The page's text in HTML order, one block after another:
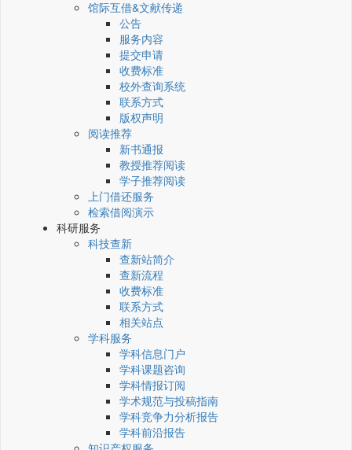
馆际互借&文献传递
公告
服务内容
提交申请
收费标准
校外查询系统
联系方式
版权声明
阅读推荐
新书通报
教授推荐阅读
学子推荐阅读
上门借还服务
检索借阅演示
科研服务
科技查新
查新站简介
查新流程
收费标准
联系方式
相关站点
学科服务
学科信息门户
学科课题咨询
学科情报订阅
学术规范与投稿指南
学科竞争力分析报告
学科前沿报告